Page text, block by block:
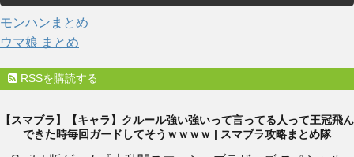
モンハンまとめ
ウマ娘 まとめ
RSSを購読する
【スマブラ】【キャラ】クルール強い強いって言ってる人って王冠飛ん
できた時毎回ガードしてそうｗｗｗｗ | スマブラ攻略まとめ隊